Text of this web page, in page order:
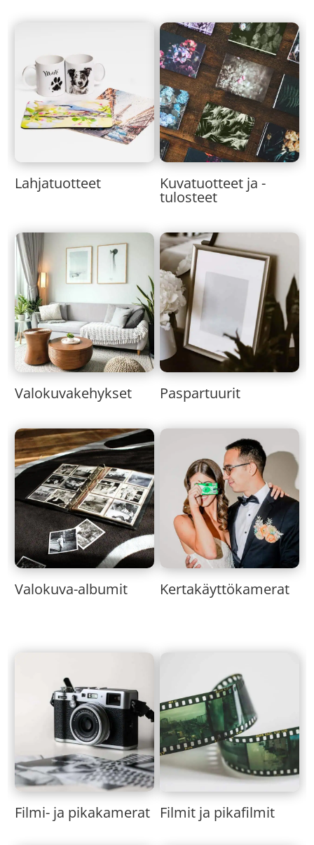
Lahjatuotteet Kuvatuotteet ja -
tulosteet
Valokuvakehykset Paspartuurit
Valokuva-albumit Kertakäyttökamerat
Filmi- ja pikakamerat Filmit ja pikafilmit